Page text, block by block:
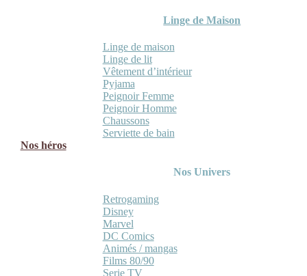
Linge de Maison
Linge de maison
Linge de lit
Vêtement d’intérieur
Pyjama
Peignoir Femme
Peignoir Homme
Chaussons
Serviette de bain
Nos héros
Nos Univers
Retrogaming
Disney
Marvel
DC Comics
Animés / mangas
Films 80/90
Serie TV